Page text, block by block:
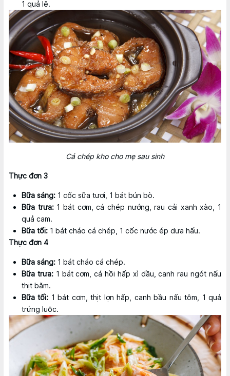
1 quả lê.
Cá chép kho cho mẹ sau sinh
Thực đơn 3
Bữa sáng: 1 cốc sữa tươi, 1 bát bún bò.
Bữa trưa:1 bát cơm, cá chép nướng, rau cải xanh xào, 1
quả cam.
Bữa tối: 1 bát cháo cá chép, 1 cốc nước ép dưa hấu.
Thực đơn 4
Bữa sáng: 1 bát cháo cá chép.
Bữa trưa: 1 bát cơm, cá hồi hấp xì dầu, canh rau ngót nấu
thịt băm.
Bữa tối: 1 bát cơm, thịt lợn hấp, canh bầu nấu tôm, 1 quả
trứng luộc.